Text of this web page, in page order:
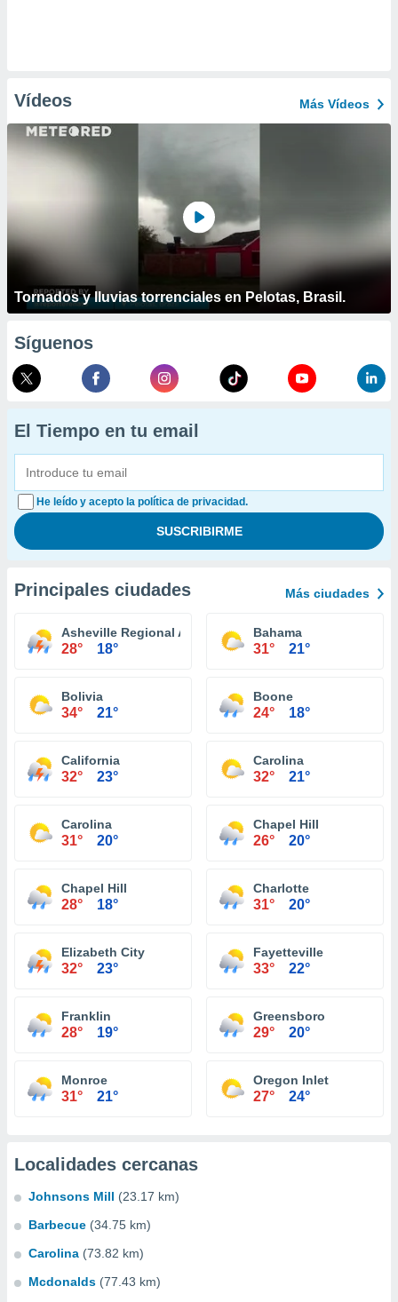
Vídeos Más Vídeos
Tornados y lluvias torrenciales en Pelotas, Brasil.
Síguenos
El Tiempo en tu email
He leído y acepto la política de privacidad.
Principales ciudades Más ciudades
Asheville Regional Airport
28° 18°
Bahama
31° 21°
Bolivia
34° 21°
Boone
24° 18°
California
32° 23°
Carolina
32° 21°
Carolina
31° 20°
Chapel Hill
26° 20°
Chapel Hill
28° 18°
Charlotte
31° 20°
Elizabeth City
32° 23°
Fayetteville
33° 22°
Franklin
28° 19°
Greensboro
29° 20°
Monroe
31° 21°
Oregon Inlet
27° 24°
Localidades cercanas
Johnsons Mill (23.17 km)
Barbecue (34.75 km)
Carolina (73.82 km)
Mcdonalds (77.43 km)